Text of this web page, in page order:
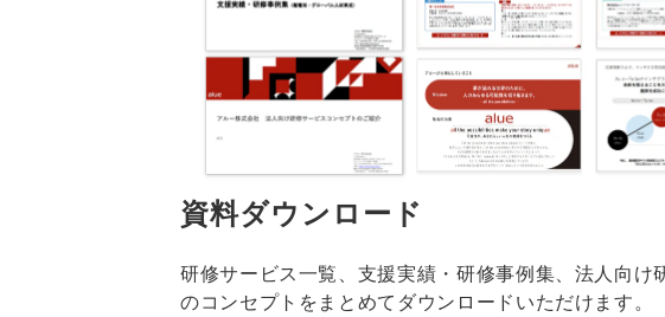
資料ダウンロード
研修サービス一覧、 支援実績・研修事例集、 法人向け
のコンセプトをまとめてダウンロードいただけます。